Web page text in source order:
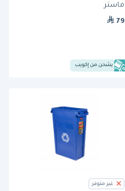
ماستر
79
يشحن من إكويب
غير متوفر